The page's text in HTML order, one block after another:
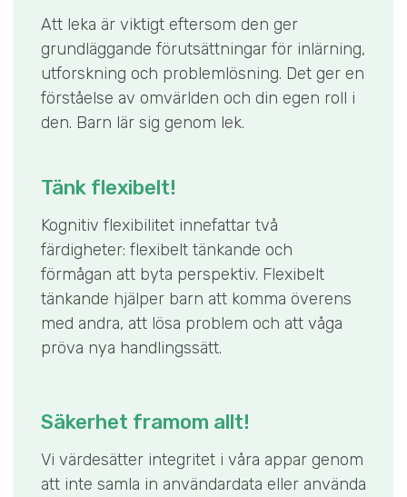
Att leka är viktigt eftersom den ger
grundläggande förutsättningar för inlärning,
utforskning och problemlösning. Det ger en
förståelse av omvärlden och din egen roll i
den. Barn lär sig genom lek.
Tänk flexibelt!
Kognitiv flexibilitet innefattar två
färdigheter: flexibelt tänkande och
förmågan att byta perspektiv. Flexibelt
tänkande hjälper barn att komma överens
med andra, att lösa problem och att våga
pröva nya handlingssätt.
Säkerhet framom allt!
Vi värdesätter integritet i våra appar genom
att inte samla in användardata eller använda